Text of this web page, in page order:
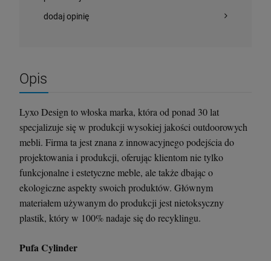
dodaj opinię
Opis
Lyxo Design to włoska marka, która od ponad 30 lat
specjalizuje się w produkcji wysokiej jakości outdoorowych
mebli. Firma ta jest znana z innowacyjnego podejścia do
projektowania i produkcji, oferując klientom nie tylko
funkcjonalne i estetyczne meble, ale także dbając o
ekologiczne aspekty swoich produktów. Głównym
materiałem używanym do produkcji jest nietoksyczny
plastik, który w 100% nadaje się do recyklingu.
Pufa Cylinder